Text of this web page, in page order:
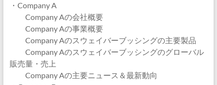
・Company A
Company Aの会社概要
Company Aの事業概要
Company Aのスウェイバーブッシングの主要製品
Company Aのスウェイバーブッシングのグローバル
販売量・売上
Company Aの主要ニュース＆最新動向